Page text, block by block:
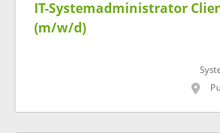
IT-Systemadministrator
(m/w/d)